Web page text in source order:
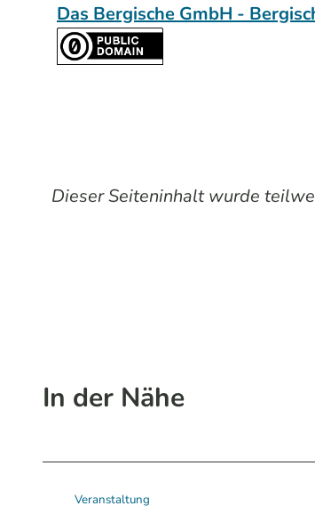
Das Bergische GmbH -
Dieser Seiteninhalt wurde
In der Nähe
Veranstaltung